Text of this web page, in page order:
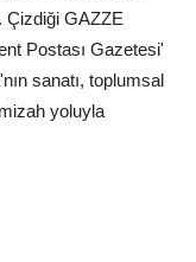
Çizdiği GAZZE
Postası Gazetesi'
sanatı, toplumsal
yoluyla